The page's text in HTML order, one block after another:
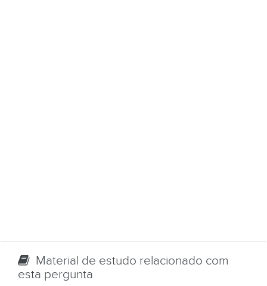
Material de estudo relacionado com
esta pergunta